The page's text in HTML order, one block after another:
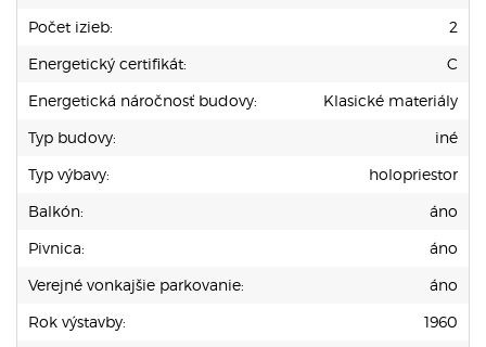
Počet izieb:
2
Energetický certifikát:
C
Energetická náročnosť budovy:
Klasické materiály
Typ budovy:
iné
Typ výbavy:
holopriestor
Balkón:
áno
Pivnica:
áno
Verejné vonkajšie parkovanie:
áno
Rok výstavby:
1960